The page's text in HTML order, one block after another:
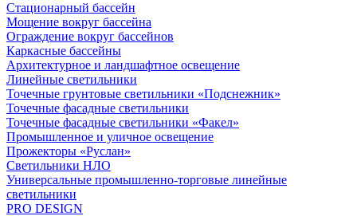
Стационарный бассейн
Мощение вокруг бассейна
Ограждение вокруг бассейнов
Каркасные бассейны
Архитектурное и ландшафтное освещение
Линейные светильники
Точечные грунтовые светильники «Подснежник»
Точечные фасадные светильники
Точечные фасадные светильники «Факел»
Промышленное и уличное освещение
Прожекторы «Руслан»
Светильники НЛО
Универсальные промышленно-торговые линейные
светильники
PRO DESIGN